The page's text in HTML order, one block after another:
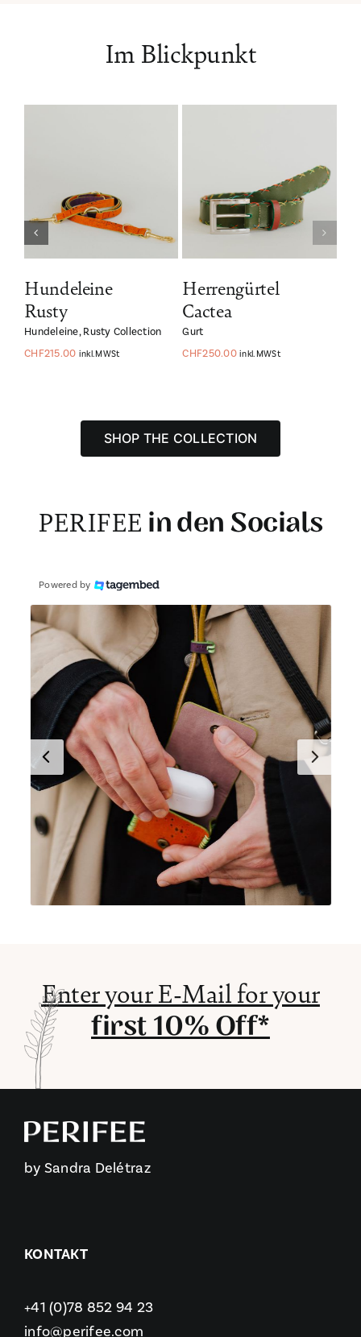
Im Blickpunkt
Hundeleine
Rusty
Hundeleine,Rusty Collection
CHF215.00 inkl. MWSt
Herrengürtel
Cactea
Gurt
CHF250.00 inkl. MWSt
SHOP THE COLLECTION
PERIFEE in den Socials
Powered by
Enter your E-Mail for your
first 10% Off*
by Sandra Delétraz
KONTAKT
+41 (0)78 852 94 23
info@perifee.com